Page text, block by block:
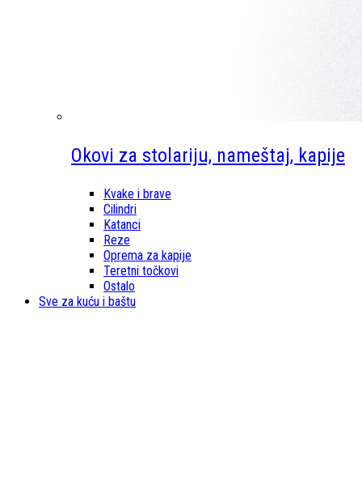
Okovi za stolariju, nameštaj, kapije
Kvake i brave
Cilindri
Katanci
Reze
Oprema za kapije
Teretni točkovi
Ostalo
Sve za kuću i baštu